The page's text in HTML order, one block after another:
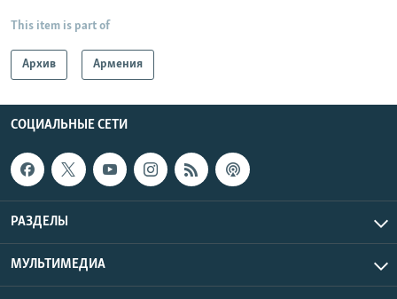
This item is part of
Архив Армения
СОЦИАЛЬНЫЕ СЕТИ
РАЗДЕЛЫ
МУЛЬТИМЕДИА